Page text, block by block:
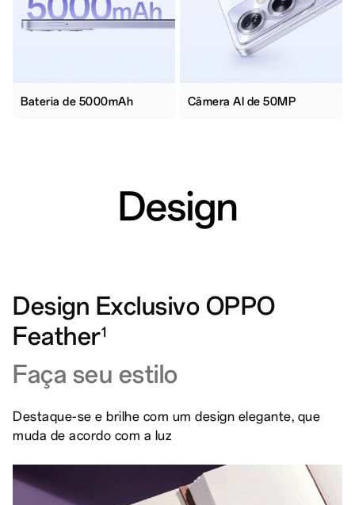
Bateria de 5000mAh Câmera AI de 50MP
Design
Design Exclusivo OPPO
Feather1
Faça seu estilo
Destaque-se e brilhe com um design elegante, que
muda de acordo com a luz